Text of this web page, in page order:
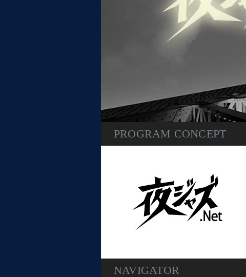
PROGRAM CONCEPT
NAVIGATOR